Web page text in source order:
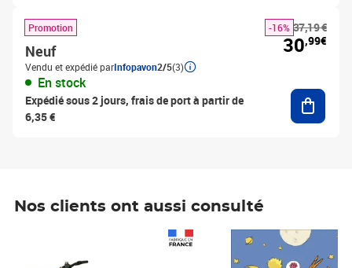
Promotion
Neuf
Vendu et expédié parInfopavon2/5(3)
En stock
Expédié sous 2 jours, frais de port à partir de
6,35 €
37,19 €
-16%
30,99€
Nos clients ont aussi consulté
Prix 7,50€